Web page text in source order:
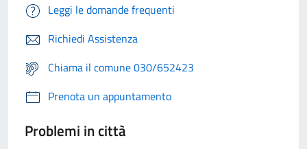
Leggi le domande frequenti
Richiedi Assistenza
Chiama il comune 030/652423
Prenota un appuntamento
Problemi in città